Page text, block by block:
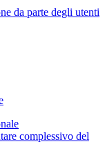
da parte degli utenti
complessivo del